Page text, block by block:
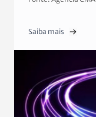
Saiba mais